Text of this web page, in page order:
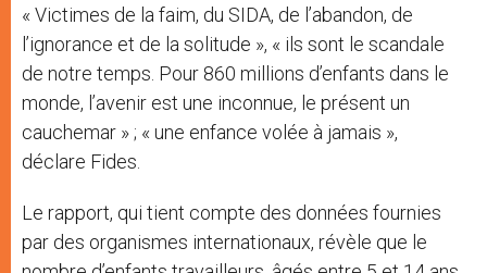
« Victimes de la faim, du SIDA, de l’abandon, de
l’ignorance et de la solitude », « ils sont le scandale
de notre temps. Pour 860 millions d’enfants dans le
monde, l’avenir est une inconnue, le présent un
cauchemar » ; « une enfance volée à jamais »,
déclare Fides.
Le rapport, qui tient compte des données fournies
par des organismes internationaux, révèle que le